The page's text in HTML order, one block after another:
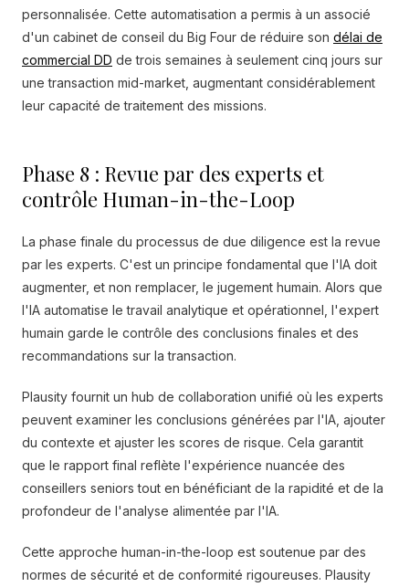
personnalisée. Cette automatisation a permis à un associé
d'un cabinet de conseil du Big Four de réduire son délai de
commercial DD de trois semaines à seulement cinq jours sur
une transaction mid-market, augmentant considérablement
leur capacité de traitement des missions.
Phase 8 : Revue par des experts et
contrôle Human-in-the-Loop
La phase finale du processus de due diligence est la revue
par les experts. C'est un principe fondamental que l'IA doit
augmenter, et non remplacer, le jugement humain. Alors que
l'IA automatise le travail analytique et opérationnel, l'expert
humain garde le contrôle des conclusions finales et des
recommandations sur la transaction.
Plausity fournit un hub de collaboration unifié où les experts
peuvent examiner les conclusions générées par l'IA, ajouter
du contexte et ajuster les scores de risque. Cela garantit
que le rapport final reflète l'expérience nuancée des
conseillers seniors tout en bénéficiant de la rapidité et de la
profondeur de l'analyse alimentée par l'IA.
Cette approche human-in-the-loop est soutenue par des
normes de sécurité et de conformité rigoureuses. Plausity